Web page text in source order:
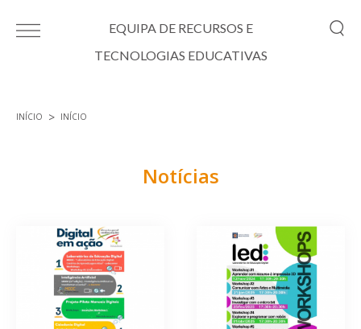
EQUIPA DE RECURSOS E
TECNOLOGIAS EDUCATIVAS
INÍCIO INÍCIO
Notícias
Páginas